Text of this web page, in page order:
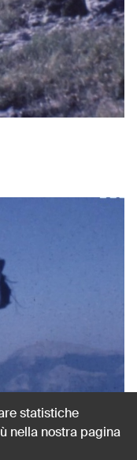
statistiche
nella nostra pagina